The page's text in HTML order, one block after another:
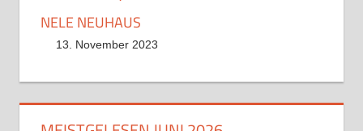
NELE NEUHAUS
13. November 2023